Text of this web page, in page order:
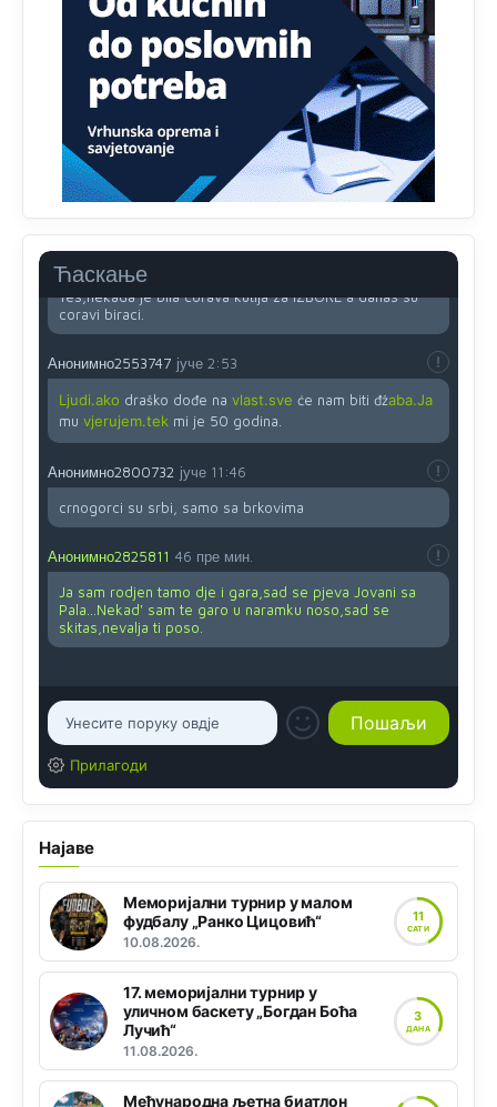
Ћаскање
Uvođenje pravila da se umjesto dosadašnjeg znaka "X"
(krstića) kružić ispred kandidata mora u potpunosti
obojiti (popuniti) uvedeno je isključivo zbog tehničkih
zahtjeva optičkih skenera.
Анонимно2818605 јуче 11:45
Ovo pravilo jeste unijelo opravdan strah, posebno kada
su u pitanju starije osobe, osobe sa slabijim vidom ili
Yes,nekada je bila corava kutija za IZBORE a danas su
coravi biraci.
Анонимно2553747 јуче 2:53
Ljudi.ako draško dođe na vlast.sve će nam biti đžaba.Ja
mu vjerujem.tek mi je 50 godina.
Анонимно2800732 јуче 11:46
crnogorci su srbi, samo sa brkovima
Анонимно2825811 46 пре мин.
Ja sam rodjen tamo dje i gara,sad se pjeva Jovani sa
Pala...Nekad' sam te garo u naramku noso,sad se
skitas,nevalja ti poso.
Прилагоди
Најаве
Меморијални турнир у малом
фудбалу „Ранко Цицовић“
10.08.2026.
11
САТИ
17. меморијални турнир у
уличном баскету „Богдан Боћа
Лучић“
11.08.2026.
3
ДАНА
Међународна љетна биатлон